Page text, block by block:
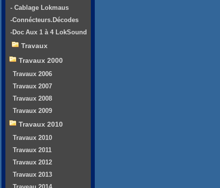
- Cablage Lokmaus
-Connécteurs.Décodes
-Doc Aux 1 à 4 LokSound
Travaux
Travaux 2000
Travaux 2006
Travaux 2007
Travaux 2008
Travaux 2009
Travaux 2010
Travaux 2010
Travaux 2011
Travaux 2012
Travaux 2013